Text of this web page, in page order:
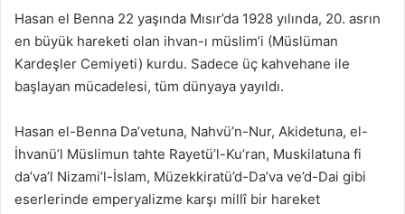
Hasan el Benna 22 yaşında Mısır’da 1928 yılında, 20. asrın
en büyük hareketi olan ihvan-ı müslim’i (Müslüman
Kardeşler Cemiyeti) kurdu. Sadece üç kahvehane ile
başlayan mücadelesi, tüm dünyaya yayıldı.
Hasan el-Benna Da’vetuna, Nahvü’n-Nur, Akidetuna, el-
İhvanü’l Müslimun tahte Rayetü’l-Ku’ran, Muskilatuna fi
da’va’l Nizami’l-İslam, Müzekkiratü’d-Da’va ve’d-Dai gibi
eserlerinde emperyalizme karşı millî bir hareket